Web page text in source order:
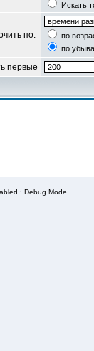
Искать
по:
по
по
первые
: Debug Mode